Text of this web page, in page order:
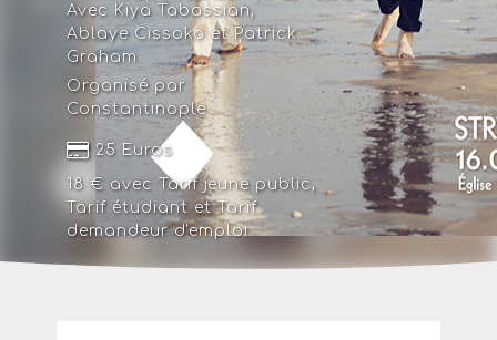
Avec Kiya Tabassian,
Ablaye Cissoko et Patrick
Graham
Organisé par
Constantinople
25 Euros
18 € avecTarif jeune public,
Tarif étudiant etTarif
demandeur d'emploi